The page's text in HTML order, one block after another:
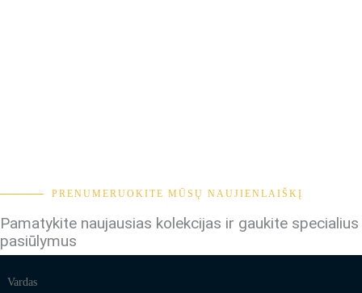
PRENUMERUOKITE MŪSŲ NAUJIENLAIŠKĮ
Pamatykite naujausias kolekcijas ir gaukite specialius
pasiūlymus